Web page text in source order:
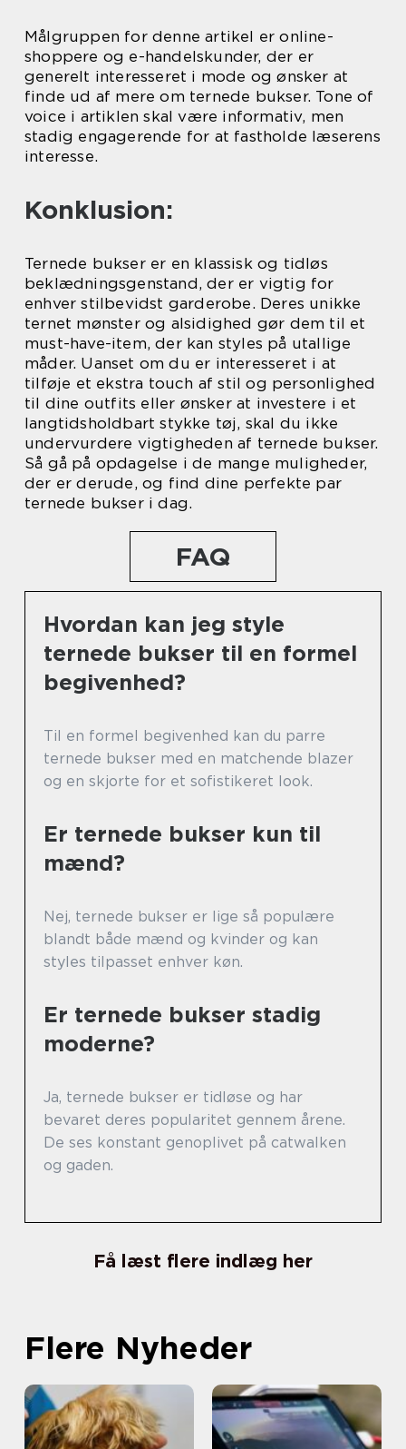
Målgruppen for denne artikel er online-
shoppere og e-handelskunder, der er
generelt interesseret i mode og ønsker at
finde ud af mere om ternede bukser. Tone of
voice i artiklen skal være informativ, men
stadig engagerende for at fastholde læserens
interesse.
Konklusion:
Ternede bukser er en klassisk og tidløs
beklædningsgenstand, der er vigtig for
enhver stilbevidst garderobe. Deres unikke
ternet mønster og alsidighed gør dem til et
must-have-item, der kan styles på utallige
måder. Uanset om du er interesseret i at
tilføje et ekstra touch af stil og personlighed
til dine outfits eller ønsker at investere i et
langtidsholdbart stykke tøj, skal du ikke
undervurdere vigtigheden af ternede bukser.
Så gå på opdagelse i de mange muligheder,
der er derude, og find dine perfekte par
ternede bukser i dag.
FAQ
Hvordan kan jeg style
ternede bukser til en formel
begivenhed?
Til en formel begivenhed kan du parre
ternede bukser med en matchende blazer
og en skjorte for et sofistikeret look.
Er ternede bukser kun til
mænd?
Nej, ternede bukser er lige så populære
blandt både mænd og kvinder og kan
styles tilpasset enhver køn.
Er ternede bukser stadig
moderne?
Ja, ternede bukser er tidløse og har
bevaret deres popularitet gennem årene.
De ses konstant genoplivet på catwalken
og gaden.
Få læst flere indlæg her
Flere Nyheder